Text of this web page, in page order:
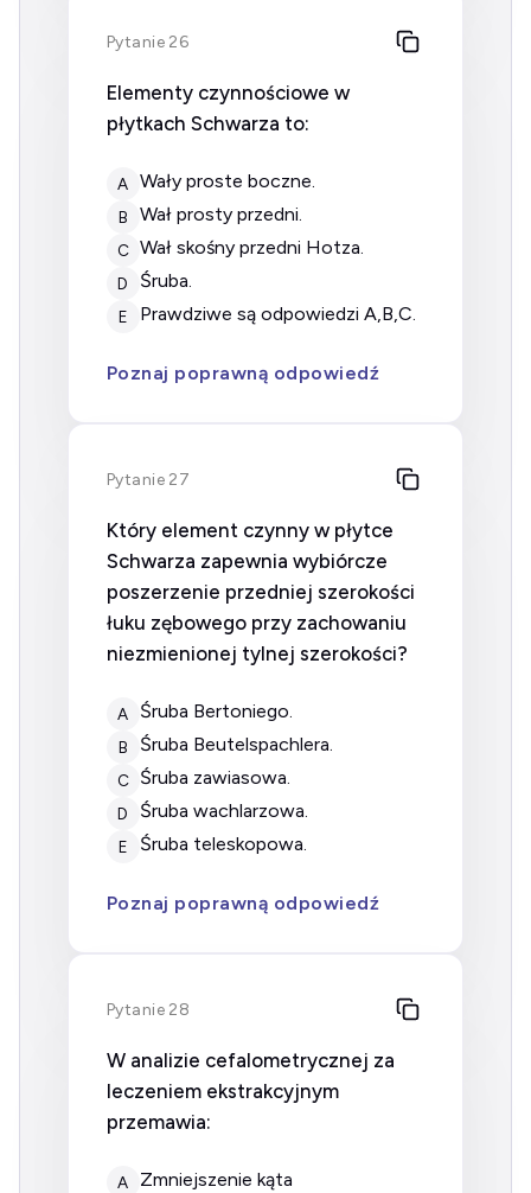
Pytanie 26
Elementy czynnościowe w
płytkach Schwarza to:
A wały proste boczne.
B wał prosty przedni.
C wał skośny przedni Hotza.
D śruba.
E prawdziwe są odpowiedzi A,B,C.
Poznaj poprawną odpowiedź
Pytanie 27
Który element czynny w płytce
Schwarza zapewnia wybiórcze
poszerzenie przedniej szerokości
łuku zębowego przy zachowaniu
niezmienionej tylnej szerokości?
A śruba Bertoniego.
B śruba Beutelspachlera.
C śruba zawiasowa.
D śruba wachlarzowa.
E śruba teleskopowa.
Poznaj poprawną odpowiedź
Pytanie 28
W analizie cefalometrycznej za
leczeniem ekstrakcyjnym
przemawia:
A
zmniejszenie kąta